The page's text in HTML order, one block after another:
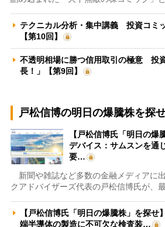
テクニカル分析・集中講義 投資コミ
【第10回】
不透明相場に勝つ信用取引の極意 投
長！」【第9回】
戸松信博の明日の爆騰株を探せ
【戸松信博氏「明日の爆
デバイス：サムスンを通
要…
新聞や雑誌など多数の金融メディアに
クアドバイザーズ代表の戸松信博氏が、
【戸松信博氏「明日の爆騰株」を探せ
端半導体の製造に不可欠な検査装…